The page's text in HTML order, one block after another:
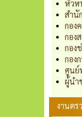
หัวห
สำนั
กอง
กอง
กอง
กอง
ศูนย์
ผู้นำ
งานตร